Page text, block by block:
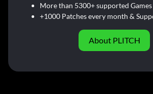
More than 5300+ supported Games
+1000 Patches every month &
About PLITCH